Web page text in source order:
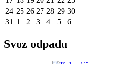
24 25 26 27 28 29 30
31 1 2 3 4 5 6
Svoz odpadu